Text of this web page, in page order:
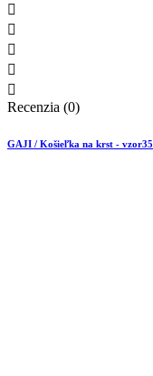





Recenzia (0)
GAJI / Košieľka na krst - vzor35